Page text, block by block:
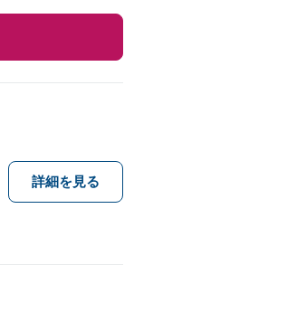
詳細を見る